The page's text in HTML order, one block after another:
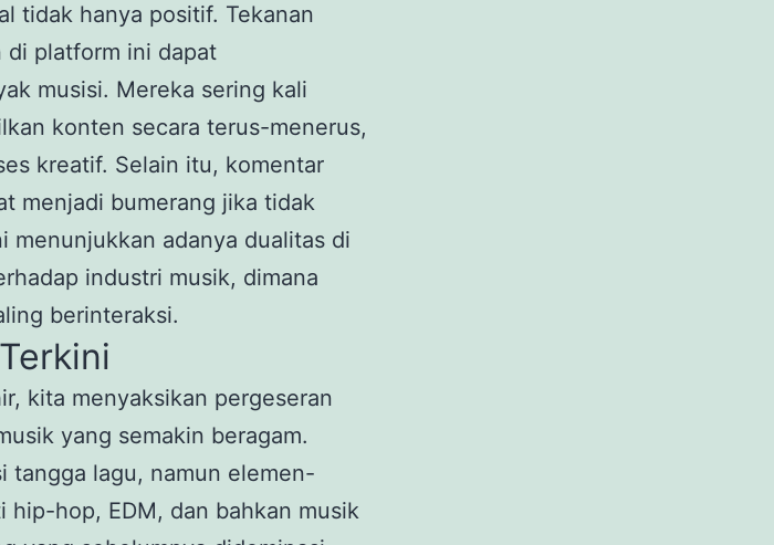
tidak hanya positif. Tekanan
platform ini dapat
musisi. Mereka sering kali
konten secara terus-menerus,
kreatif. Selain itu, komentar
menjadi bumerang jika tidak
menunjukkan adanya dualitas di
industri musik, dimana
berinteraksi.
kita menyaksikan pergeseran
yang semakin beragam.
tangga lagu, namun elemen-
hop, EDM, dan bahkan musik